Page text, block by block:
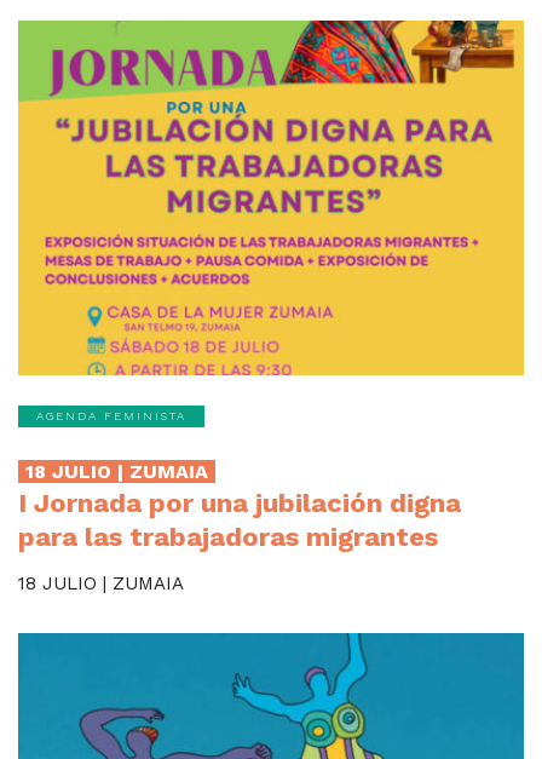
AGENDA FEMINISTA
18 JULIO | ZUMAIA
I Jornada por una jubilación digna
para las trabajadoras migrantes
18 JULIO | ZUMAIA